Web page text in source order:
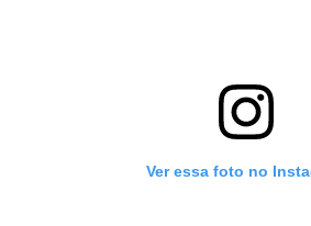
Ver essa foto no